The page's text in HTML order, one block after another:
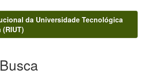
da Universidade Tecnológica
(RIUT)